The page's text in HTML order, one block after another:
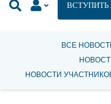
ВСЕ
НОВОСТИ